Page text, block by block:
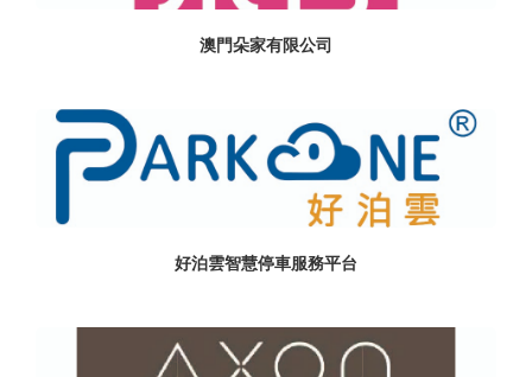
澳門朵家有限公司
好泊雲智慧停車服務平台